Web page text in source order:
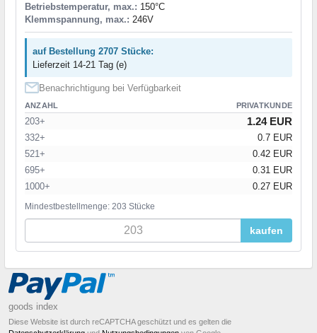
Betriebstemperatur, max.: 150°C
Klemmspannung, max.: 246V
auf Bestellung 2707 Stücke:
Lieferzeit 14-21 Tag (e)
Benachrichtigung bei Verfügbarkeit
ANZAHL PRIVATKUNDE
203+ 1.24 EUR
332+
0.7 EUR
521+
0.42 EUR
695+
0.31 EUR
1000+
0.27 EUR
Mindestbestellmenge: 203 Stücke
kaufen
goods index
Diese Website ist durch reCAPTCHA geschützt und es gelten die